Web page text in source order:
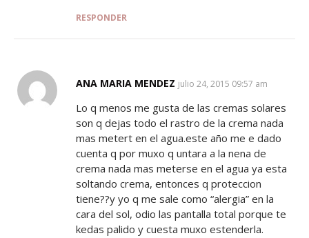
RESPONDER
ANA MARIA MENDEZ SAYS:
julio 24, 2015 09:57 am
Lo q menos me gusta de las cremas solares
son q dejas todo el rastro de la crema nada
mas metert en el agua.este año me e dado
cuenta q por muxo q untara a la nena de
crema nada mas meterse en el agua ya esta
soltando crema, entonces q proteccion
tiene??y yo q me sale como “alergia” en la
cara del sol, odio las pantalla total porque te
kedas palido y cuesta muxo estenderla.